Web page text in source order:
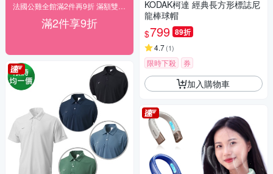
滿2件享9折
KODAK柯達 經典長方形標誌尼
龍棒球帽
$799 89折
4.7(1)
限時下殺 券
加入購物車